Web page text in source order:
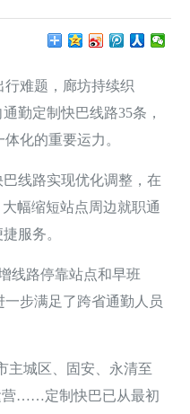
难题，廊坊持续织
勤定制快巴线路35条，
化的重要运力。
线路实现优化调整，在
幅缩短站点周边就职通
服务。
线路停靠站点和早班
步满足了跨省通勤人员
城区、固安、永清至
营……定制快巴已从最初